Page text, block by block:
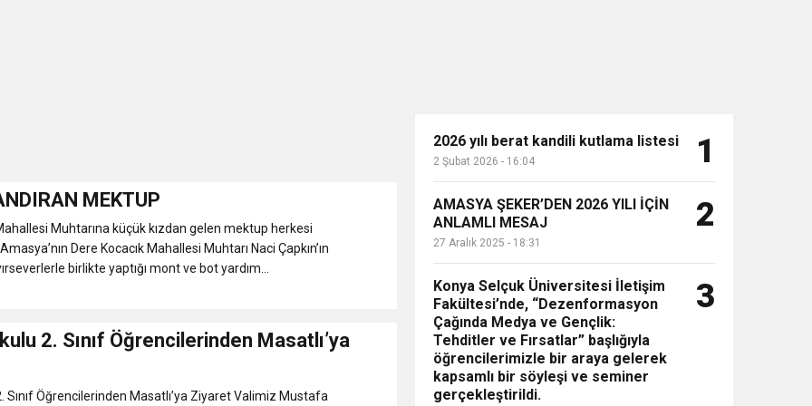
“Amasya’nın Gururları: Dereceye Giren Öğrenciler İçin Anlamlı Tören”
Festivali
listesi
MEKTUP
Muhtarına küçük kızdan gelen mektup herkesi
Dere Kocacık Mahallesi Muhtarı Naci Çapkın’ın
birlikte yaptığı mont ve bot yardım...
2. Sınıf Öğrencilerinden Masatlı’ya
Sınıf Öğrencilerinden Masatlı’ya Ziyaret Valimiz Mustafa
2026 yılı berat kandili kutlama listesi
2 Şubat 2026 - 16:04 1
AMASYA ŞEKER’DEN 2026 YILI İÇİN
ANLAMLI MESAJ
27 Aralık 2025 - 18:31
2
Konya Selçuk Üniversitesi İletişim
Fakültesi’nde, “Dezenformasyon
Çağında Medya ve Gençlik:
Tehditler ve Fırsatlar” başlığıyla
öğrencilerimizle bir araya gelerek
kapsamlı bir söyleşi ve seminer
gerçekleştirildi.
3